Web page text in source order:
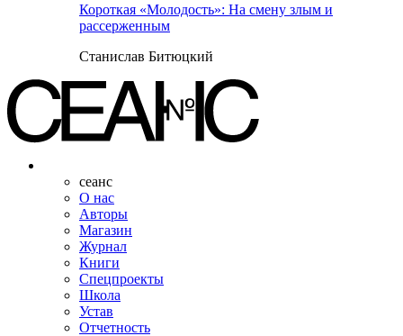
Короткая «Молодость»: На смену злым и
рассерженным
Станислав Битюцкий
сеанс
О нас
Авторы
Магазин
Журнал
Книги
Спецпроекты
Школа
Устав
Отчетность